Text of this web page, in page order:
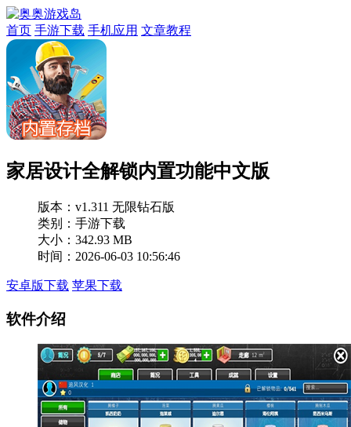
首页 手游下载 手机应用 文章教程
家居设计全解锁内置功能中文版
版本： v1.311 无限钻石版
类别：手游下载
大小：342.93 MB
时间：2026-06-03 10:56:46
安卓版下载 苹果下载
软件介绍